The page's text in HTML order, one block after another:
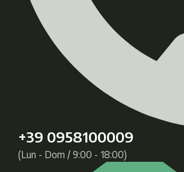
+39 0958100009
(Lun - Dom / 9:00 - 18:00)